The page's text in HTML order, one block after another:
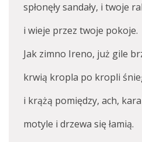
spłonęły sandały, i twoje
i wieje przez twoje pokoje.
Jak zimno Ireno, już gile
krwią kropla po kropli
i krążą pomiędzy, ach,
motyle i drzewa się łamią.